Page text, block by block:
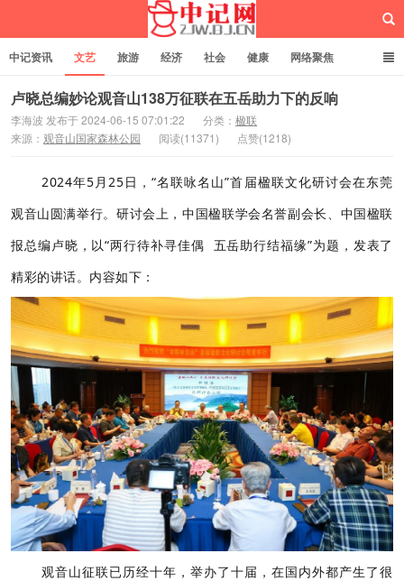
中记网
中记资讯 文艺 旅游 经济 社会 健康 网络聚焦
企业管理 网站建设 记者专栏 独立页面 服务 诚聘英才
卢晓总编妙论观音山138万征联在五岳助力下的反响
李海波 发布于 2024-06-15 07:01:22 分类： 楹联
来源： 观音山国家森林公园 阅读(11371) 点赞(1218)
2024年5月25日，“名联咏名山”首届楹联文化研讨会在东莞
观音山圆满举行。研讨会上，中国楹联学会名誉副会长、中国楹联
报总编卢晓，以“两行待补寻佳偶 五岳助行结福缘”为题，发表了
精彩的讲话。内容如下：
观音山征联已历经十年，举办了十届，在国内外都产生了很